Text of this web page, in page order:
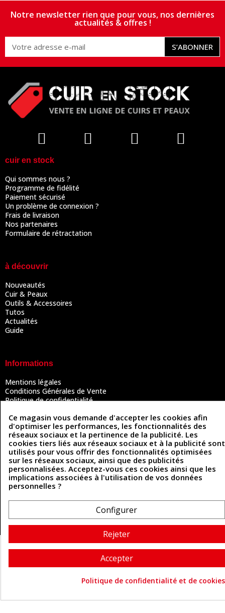
Notre newsletter rien que pour vous, nos dernières
actualités & offres !
S’ABONNER
cuir en stock
Qui sommes nous ?
Programme de fidélité
Paiement sécurisé
Un problème de connexion ?
Frais de livraison
Nos partenaires
Formulaire de rétractation
à découvrir
Nouveautés
Cuir & Peaux
Outils & Accessoires
Tutos
Actualités
Guide
Informations
Mentions légales
Conditions Générales de Vente
Politique de confidentialité
Contactez-nous
Coordonnées
493 Chemin de Catougnac
81300 Graulhet
05 63 34 51 88
contact@cuirenstock.com
Cuirenstock © 2026 - Une création Quatrys 💙
Ce magasin vous demande d'accepter les cookies afin
d'optimiser les performances, les fonctionnalités des
réseaux sociaux et la pertinence de la publicité. Les
cookies tiers liés aux réseaux sociaux et à la publicité sont
utilisés pour vous offrir des fonctionnalités optimisées
sur les réseaux sociaux, ainsi que des publicités
personnalisées. Acceptez-vous ces cookies ainsi que les
implications associées à l'utilisation de vos données
personnelles ?
Configurer
Rejeter
Accepter
Politique de confidentialité et de cookies